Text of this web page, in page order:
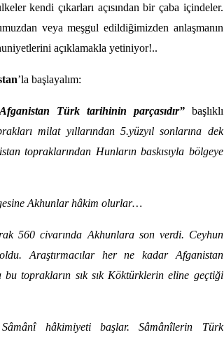
kendi çıkarları açısından bir çaba içindeler.
veya meşgul edildiğimizden anlaşmanın
açıklamakla yetiniyor!..
’la başlayalım:
Türk tarihinin parçasıdır”başlıklı
milat yıllarından 5.yüzyıl sonlarına dek
topraklarından Hunların baskısıyla bölgeye
Akhunlar hâkim olurlar…
560 civarında Akhunlara son verdi. Ceyhun
Araştırmacılar her ne kadar Afganistan
bu toprakların sık sık Köktürklerin eline geçtiği
Sâmânî hâkimiyeti başlar. Sâmânîlerin Türk